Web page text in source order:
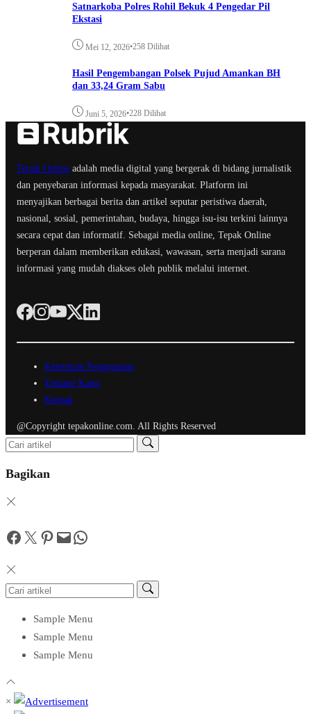
Satnarkoba Polres Rohil Bekuk 4 Pengedar Pil
Ekstasi
Mei 12, 2026•258 Dilihat
Hasil Pengembangan Polsek Pujud Amankan BH
dan 33,24 Gram Sabu
Juni 5, 2026•228 Dilihat
Tepak Online adalah media digital yang bergerak di bidang jurnalistik
dan penyebaran informasi kepada masyarakat. Platform ini
menyajikan berbagai berita dan artikel seputar peristiwa daerah,
nasional, sosial, pemerintahan, budaya, hingga isu-isu terkini lainnya
secara cepat dan informatif. Sebagai media online, Tepak Online
berperan dalam memberikan edukasi, wawasan, serta menjadi sarana
informasi yang mudah diakses oleh publik melalui internet.
Ketentuan Penggunaan
Tentang Kami
Kontak
@Copyright tepakonline.com. All Rights Reserved
Bagikan
Facebook
Twitter
Pinterest
MailWhatsApp
Sample Menu
Sample Menu
Sample Menu
×